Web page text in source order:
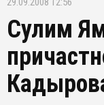
Сулим